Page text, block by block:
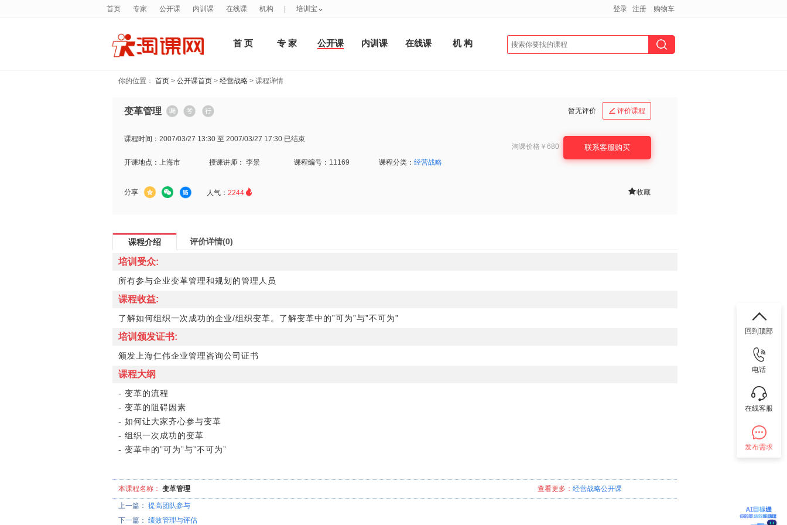
首 页 专 家 公开课 内训课 在线课 机 构
你的位置： 首页 > 公开课首页 > 经营战略 > 课程详情
变革管理 暂无评价  评价课程
课程时间： 2007/03/27 13:30 至 2007/03/27 17:30 已结束
开课地点： 上海市 授课讲师： 李景 课程编号： 11169 课程分类： 经营战略
淘课价格 ￥680 联系客服购买
分享 人气： 2244  收藏
课程介绍 评价详情(0)
培训受众:
所有参与企业变革管理和规划的管理人员
课程收益:
了解如何组织一次成功的企业/组织变革。了解变革中的”可为”与”不可为”
培训颁发证书:
颁发上海仁伟企业管理咨询公司证书
课程大纲
- 变革的流程
- 变革的阻碍因素
- 如何让大家齐心参与变革
- 组织一次成功的变革
- 变革中的”可为”与”不可为”
本课程名称： 变革管理 查看更多： 经营战略公开课
上一篇： 提高团队参与
下一篇： 绩效管理与评估
首页 专家 公开课 内训课 在线课 机构 培训宝 登录 注册 购物车
回到顶部
电话
在线客服
发布需求